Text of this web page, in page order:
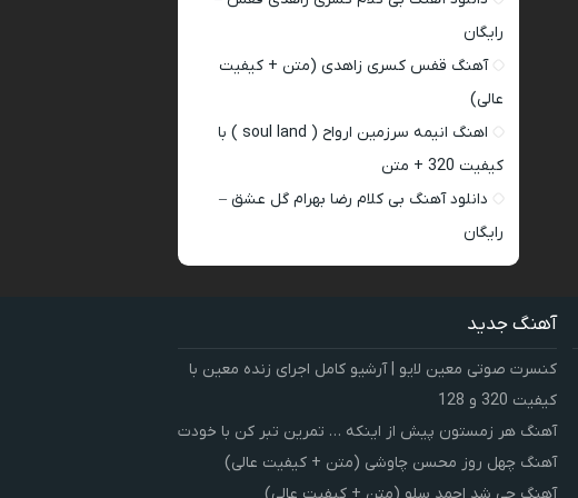
رایگان
آهنگ قفس کسری زاهدی (متن + کیفیت
عالی)
اهنگ انیمه سرزمین ارواح ( soul land ) با
کیفیت 320 + متن
دانلود آهنگ بی کلام رضا بهرام گل عشق –
رایگان
آهنگ جدید
کنسرت صوتی معین لایو | آرشیو کامل اجرای زنده معین با
کیفیت 320 و 128
آهنگ هر زمستون پیش از اینکه … تمرین تبر کن با خودت
آهنگ چهل روز محسن چاوشی (متن + کیفیت عالی)